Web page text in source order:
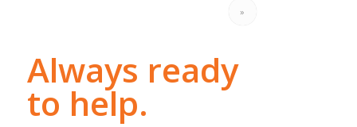
»
Always ready
to help.